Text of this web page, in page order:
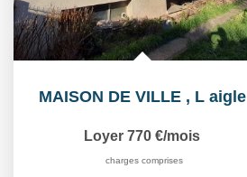
MAISON DE VILLE , L aigle
Loyer 770 €/mois
charges comprises